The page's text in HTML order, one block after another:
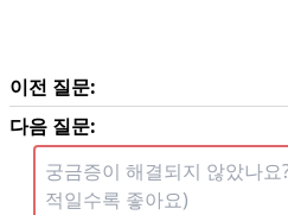
이전 질문:
다음 질문: